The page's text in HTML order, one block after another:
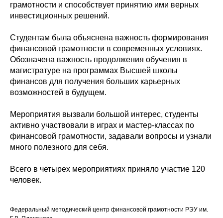
грамотности и способствует принятию ими верных
инвестиционных решений.
Студентам была объяснена важность формирования
финансовой грамотности в современных условиях.
Обозначена важность продолжения обучения в
магистратуре на программах Высшей школы
финансов для получения больших карьерных
возможностей в будущем.
Мероприятия вызвали большой интерес, студенты
активно участвовали в играх и мастер-классах по
финансовой грамотности, задавали вопросы и узнали
много полезного для себя.
Всего в четырех мероприятиях приняло участие 120
человек.
Федеральный методический центр финансовой грамотности РЭУ им.